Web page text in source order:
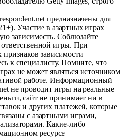
предназначены для
Участие в азартных играх
зависимость. Соблюдайте
игры. При
зависимости
к специалисту. Помните, что
не может являться источником
работе. Информационный
не проводит игры на реальные
сайт не принимает ни в
и других платежей, которые
с азартными играми,
Какие-либо
ресурсе